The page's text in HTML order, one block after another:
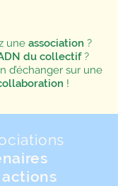
une association ?
du collectif?
d’échanger sur une
!